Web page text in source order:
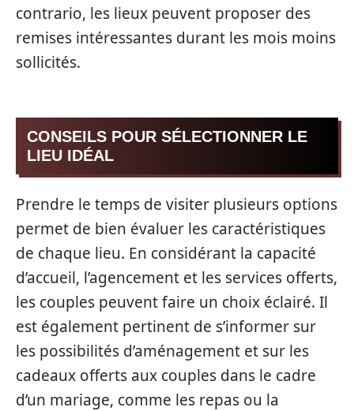
contrario, les lieux peuvent proposer des
remises intéressantes durant les mois moins
sollicités.
CONSEILS POUR SÉLECTIONNER LE
LIEU IDÉAL
Prendre le temps de visiter plusieurs options
permet de bien évaluer les caractéristiques
de chaque lieu. En considérant la capacité
d’accueil, l’agencement et les services offerts,
les couples peuvent faire un choix éclairé. Il
est également pertinent de s’informer sur
les possibilités d’aménagement et sur les
cadeaux offerts aux couples dans le cadre
d’un mariage, comme les repas ou la